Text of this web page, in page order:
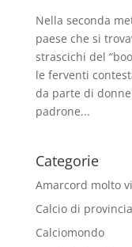
Nella seconda
paese che si
strascichi del
le ferventi
da parte di
padrone...
Categorie
Amarcord molto
Calcio di provincia
Calciomondo